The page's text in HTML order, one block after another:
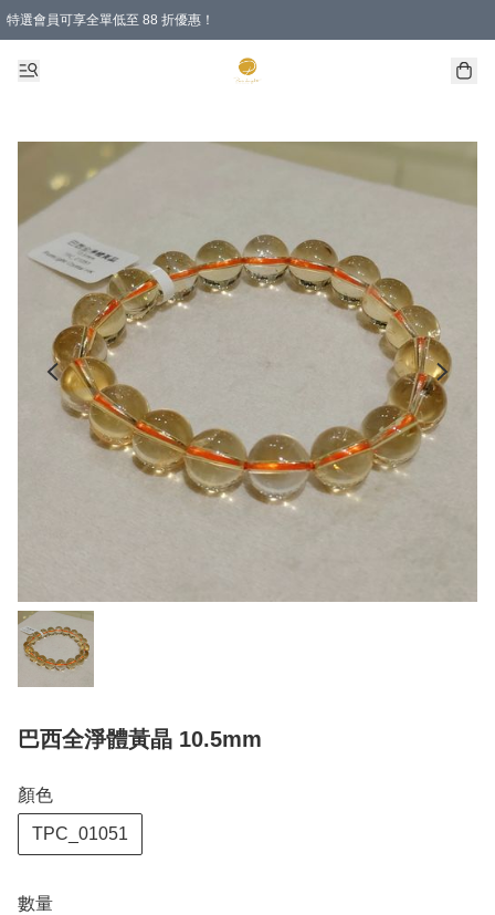
特選會員可享全單低至 88 折優惠！
購物滿 HKD 1000.00即享免運費優惠！（適用於 特定的送貨方式 )
巴西全淨體黃晶 10.5mm
顏色
TPC_01051
數量